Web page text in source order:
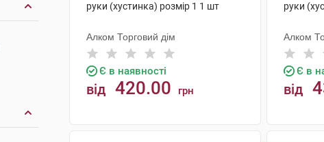
руки (хустинка) розмір 1 1 шт
Алком Торговий дім
Є в наявності
від 420.00 грн
руки
Алком
Є в
від